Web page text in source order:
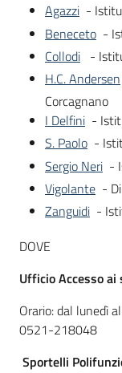
Agazzi -
Beneceto -
Collodi -
H.C. Andersen
Corcagnano
I Delfini -
S. Paolo -
Sergio Neri -
Vigolante -
Zanguidi -
DOVE
Ufficio Accesso ai
Orario: dal lunedì
0521-218048
Sportelli